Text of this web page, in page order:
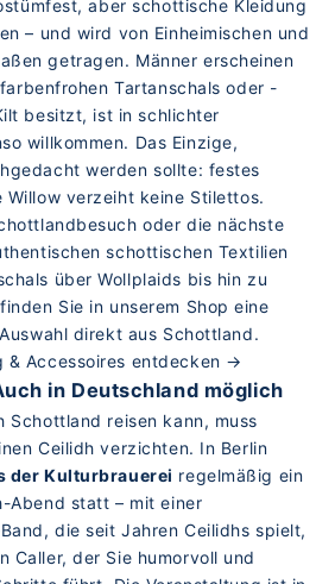
aber schottische Kleidung
– und wird von Einheimischen und
getragen. Männer erscheinen
Tartanschals oder -
besitzt, ist in schlichter
willkommen. Das Einzige,
werden sollte: festes
Willow verzeiht keine Stilettos.
oder die nächste
schottischen Textilien
über Wollplaids bis hin zu
Sie in unserem Shop eine
direkt aus Schottland.
& Accessoires entdecken →
in Deutschland möglich
Schottland reisen kann, muss
Ceilidh verzichten. In Berlin
der Kulturbrauerei regelmäßig ein
Abend statt – mit einer
die seit Jahren Ceilidhs spielt,
Caller, der Sie humorvoll und